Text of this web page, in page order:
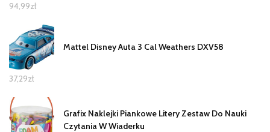
94,99zł
Mattel Disney Auta 3 Cal Weathers DXV58
37,29zł
Grafix Naklejki Piankowe Litery Zestaw Do Nauki
Czytania W Wiaderku